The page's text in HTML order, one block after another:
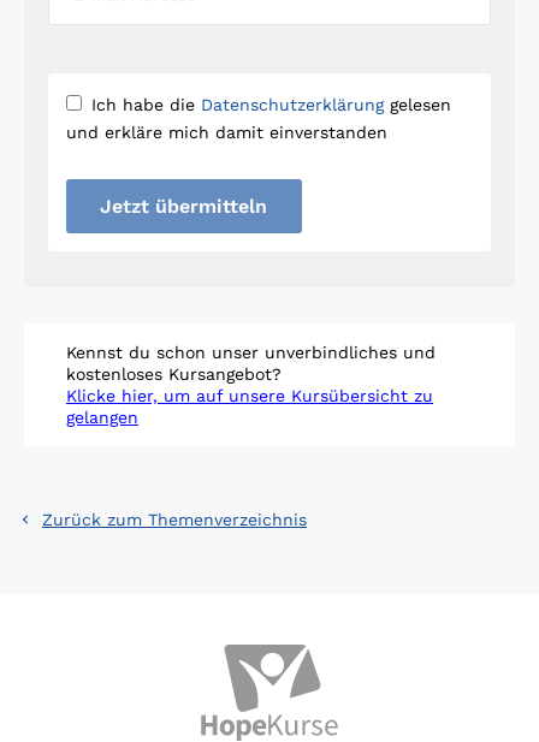
Ich habe die Datenschutzerklärunggelesen
und erkläre mich damit einverstanden
Jetzt übermitteln
Kennst du schon unser unverbindliches und
kostenloses Kursangebot?
Klicke hier, um auf unsere Kursübersicht zu
gelangen
Zurück zum Themenverzeichnis